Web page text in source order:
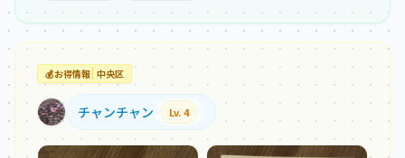
💰お得情報 中央区
チャンチャン Lv. 4